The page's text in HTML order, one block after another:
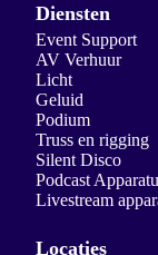
Diensten
Event Support
AV Verhuur
Licht
Geluid
Podium
Truss en rigging
Silent Disco
Podcast
Livestream
Locaties